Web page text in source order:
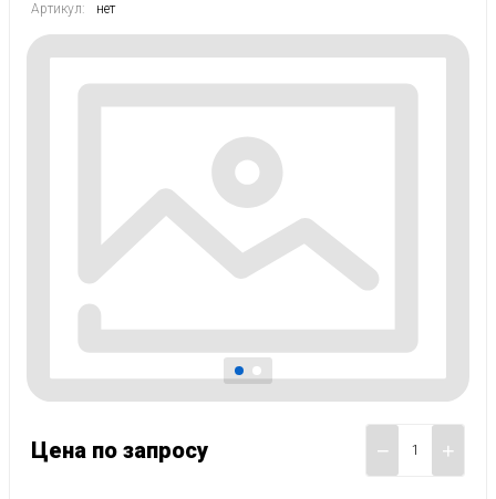
Артикул: нет
Цена по запросу − +